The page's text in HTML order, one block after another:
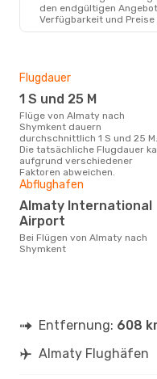
den endgültigen
Verfügbarkeit und
Flugdauer
1 S und 25 M
Flüge von Almaty nach
Shymkent dauern
durchschnittlich 1 S und 25 M.
Die tatsächliche Flugdauer
aufgrund verschiedener
Faktoren abweichen.
Abflughafen
Almaty International
Airport
Bei Flügen von Almaty nach
Shymkent
Entfernung: 608
Almaty Flughäfen